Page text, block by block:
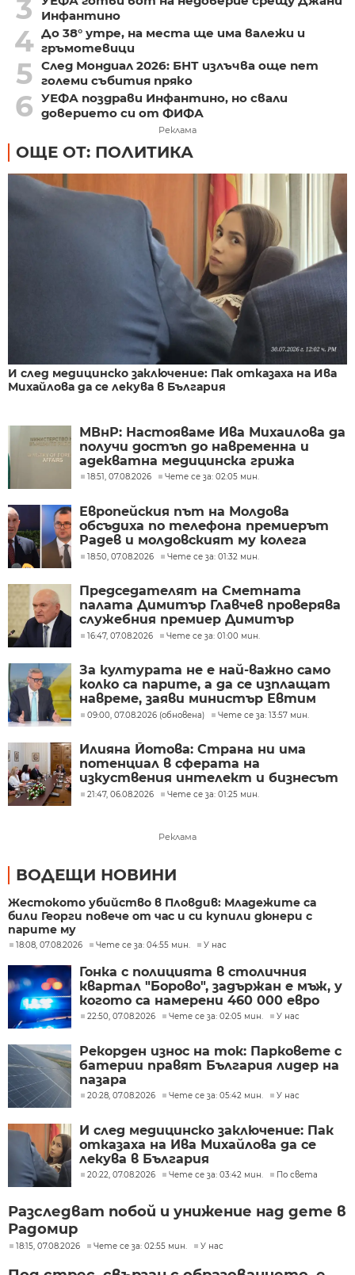
3
Инфантино
4 До 38° утре, на места ще има валежи и
гръмотевици
5 След Мондиал 2026: БНТ излъчва още пет
големи събития пряко
6 УЕФА поздрави Инфантино, но свали
доверието си от ФИФА
Реклама
ОЩЕ ОТ: ПОЛИТИКА
И след медицинско заключение: Пак отказаха на Ива
Михайлова да се лекува в България
МВнР: Настояваме Ива Михаилова да
получи достъп до навременна и
адекватна медицинска грижа
18:51, 07.08.2026 Чете се за: 02:05 мин.
Европейския път на Молдова
обсъдиха по телефона премиерът
Радев и молдовският му колега
Тофан
18:50, 07.08.2026 Чете се за: 01:32 мин.
Председателят на Сметната
палата Димитър Главчев проверява
служебния премиер Димитър
Главчев?
16:47, 07.08.2026 Чете се за: 01:00 мин.
За културата не е най-важно само
колко са парите, а да се изплащат
навреме, заяви министър Евтим
Милошев
09:00, 07.08.2026 (обновена) Чете се за: 13:57 мин.
Илияна Йотова: Страна ни има
потенциал в сферата на
изкуствения интелект и бизнесът
забелязва тези перспективи
21:47, 06.08.2026 Чете се за: 01:25 мин.
Реклама
ВОДЕЩИ НОВИНИ
Жестокото убийство в Пловдив: Младежите са
били Георги повече от час и си купили дюнери с
парите му
18:08, 07.08.2026 Чете се за: 04:55 мин. У нас
Гонка с полицията в столичния
квартал "Борово", задържан е мъж, у
когото са намерени 460 000 евро
22:50, 07.08.2026 Чете се за: 02:05 мин. У нас
Рекорден износ на ток: Парковете с
батерии правят България лидер на
пазара
20:28, 07.08.2026 Чете се за: 05:42 мин. У нас
И след медицинско заключение: Пак
отказаха на Ива Михайлова да се
лекува в България
20:22, 07.08.2026 Чете се за: 03:42 мин. По света
Разследват побой и унижение над дете в
Радомир
18:15, 07.08.2026 Чете се за: 02:55 мин. У нас